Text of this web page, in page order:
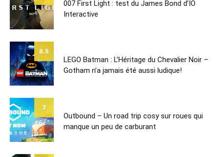
007 First Light : test du James Bond d’IO
Interactive
8.5
LEGO Batman : L’Héritage du Chevalier Noir –
Gotham n’a jamais été aussi ludique!
7
Outbound – Un road trip cosy sur roues qui
manque un peu de carburant